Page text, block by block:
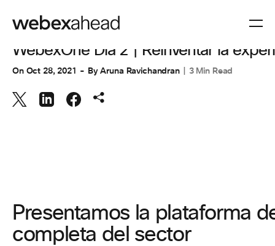
COLABORACIÓN, EXPERIENCIA DEL CLIENTE
WebexOne Día 2 | Reinventar la
On Oct 28, 2021 ByAruna Ravichandran 3 Min Read
Presentamos la plataforma
completa del sector